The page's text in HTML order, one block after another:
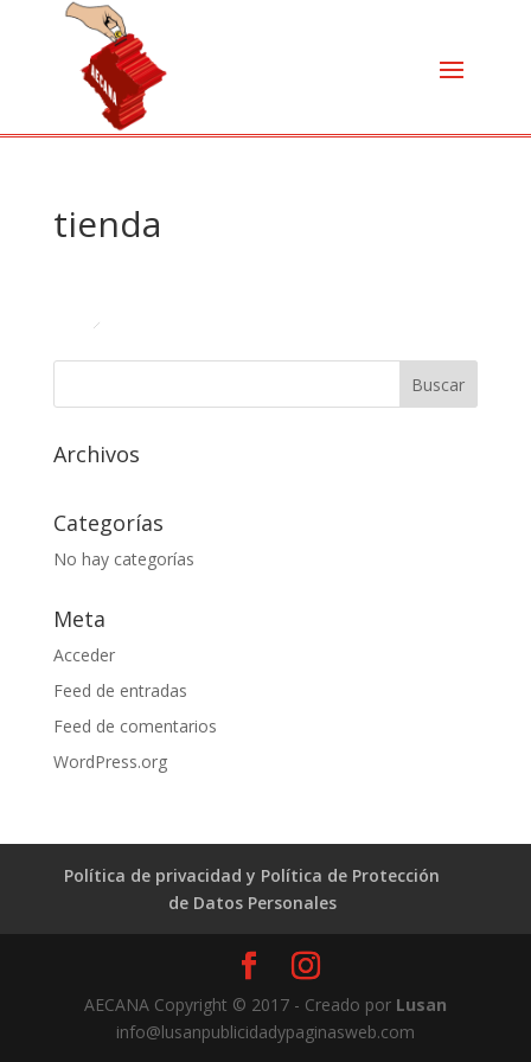
tienda
Archivos
Categorías
No hay categorías
Meta
Acceder
Feed de entradas
Feed de comentarios
WordPress.org
Política de privacidad y Política de Protección
de Datos Personales
AECANA Copyright © 2017 - Creado porLusan
info@lusanpublicidadypaginasweb.com